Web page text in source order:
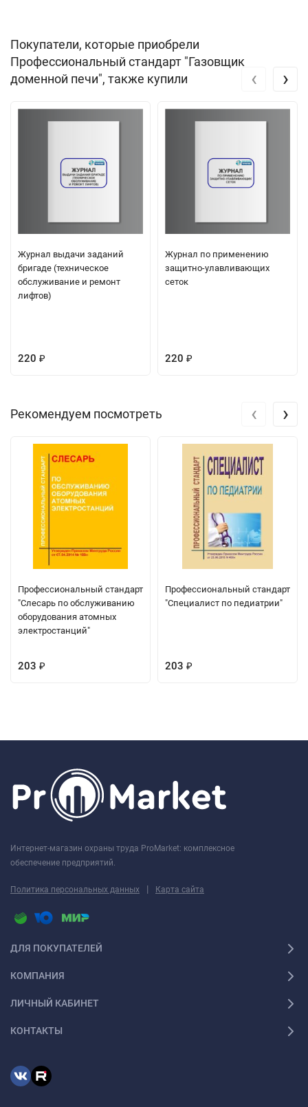
Покупатели, которые приобрели
Профессиональный стандарт "Газовщик
доменной печи", также купили
Журнал выдачи заданий
бригаде (техническое
обслуживание и ремонт
лифтов)
220 ₽
Журнал по применению
защитно-улавливающих
сеток
220 ₽
‹ ›
Рекомендуем посмотреть
Профессиональный стандарт
"Слесарь по обслуживанию
оборудования атомных
электростанций"
203 ₽
Профессиональный стандарт
"Специалист по педиатрии"
203 ₽
‹ ›
Интернет-магазин охраны труда ProMarket: комплексное
обеспечение предприятий.
Политика персональных данных | Карта сайта
ДЛЯ ПОКУПАТЕЛЕЙ
КОМПАНИЯ
ЛИЧНЫЙ КАБИНЕТ
КОНТАКТЫ